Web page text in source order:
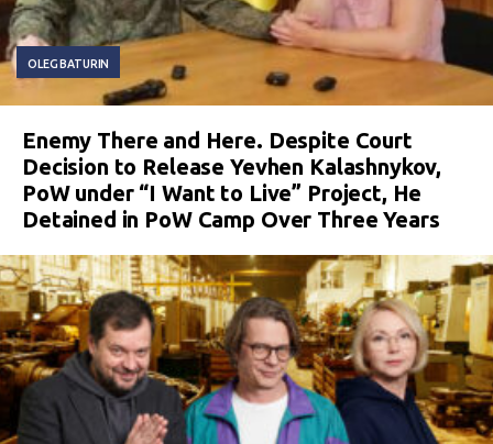
OLEG BATURIN
Enemy There and Here. Despite Court
Decision to Release Yevhen Kalashnykov,
PoW under “I Want to Live” Project, He
Detained in PoW Camp Over Three Years